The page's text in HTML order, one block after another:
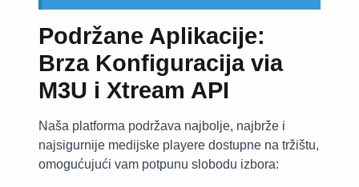
Podržane Aplikacije:
Brza Konfiguracija via
M3U i Xtream API
Naša platforma podržava najbolje, najbrže i
najsigurnije medijske playere dostupne na tržištu,
omogućujući vam potpunu slobodu izbora: